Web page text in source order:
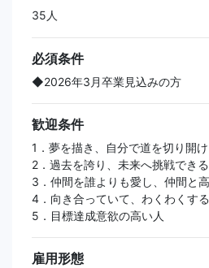
35人
必須条件
◆2026年3月卒業見込みの方
歓迎条件
1．夢を描き、自分で道を切り開け
2．過去を誇り、未来へ挑戦できる
3．仲間を誰よりも愛し、仲間と
4．向き合っていて、わくわくす
5．目標達成意欲の高い人
雇用形態